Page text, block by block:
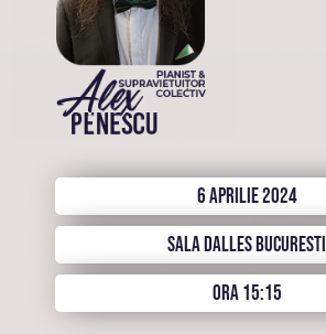
6 APRILIE 2024
SALA DALLES BUCURESTI
ORA 15:15